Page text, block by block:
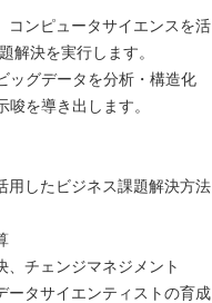
コンピュータサイエンスを活
解決を実行します。
ッグデータを分析・構造化
を導き出します。
用したビジネス課題解決方法
、チェンジマネジメント
ータサイエンティストの育成